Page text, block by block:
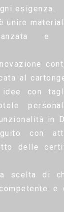
esigenza.
unire
e
al
con
in
con
delle
scelta di
e